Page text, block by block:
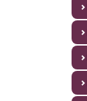
Cuentos y relatos